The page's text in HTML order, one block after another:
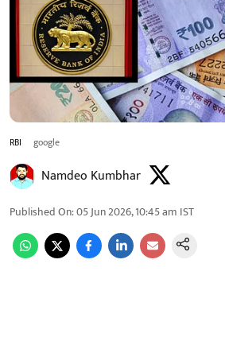
RBI google
Namdeo Kumbhar
Published On:05 Jun 2026, 10:45 am IST